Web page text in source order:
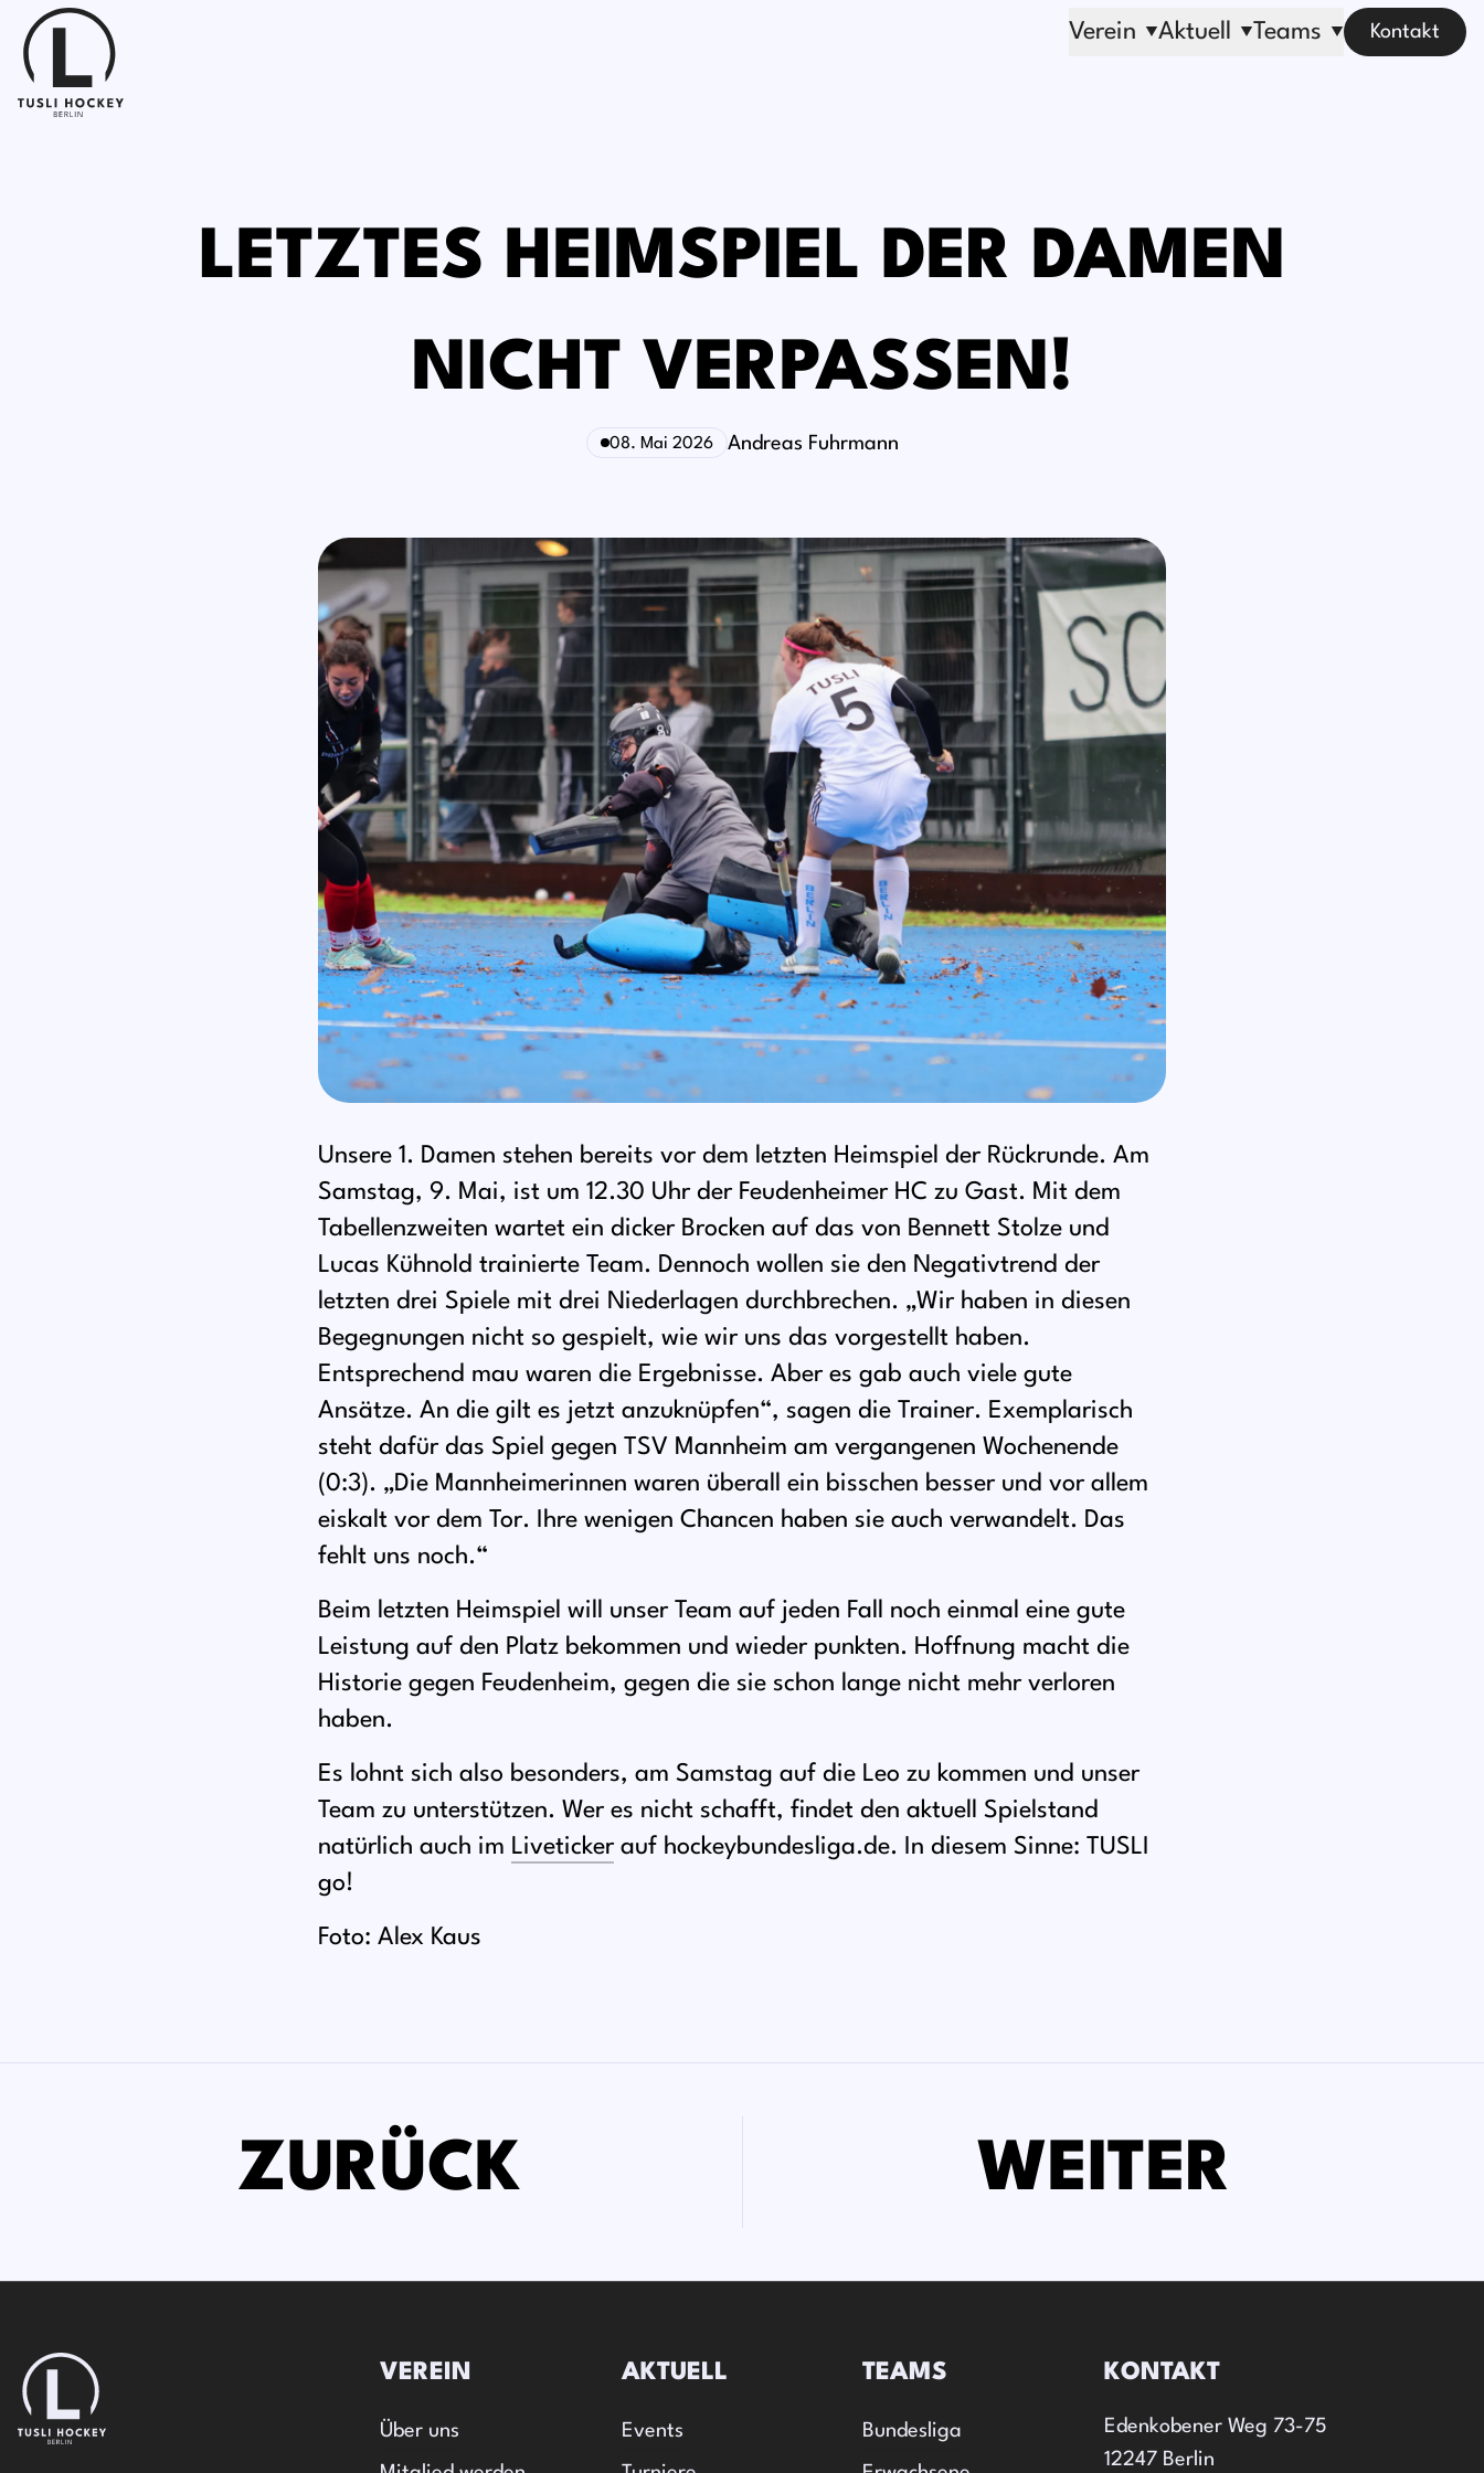
Verein Aktuell Teams Kontakt
LETZTES HEIMSPIEL DER DAMEN
NICHT VERPASSEN!
08. Mai 2026 Andreas Fuhrmann
Unsere 1. Damen stehen bereits vor dem letzten Heimspiel der Rückrunde. Am
Samstag, 9. Mai, ist um 12.30 Uhr der Feudenheimer HC zu Gast. Mit dem
Tabellenzweiten wartet ein dicker Brocken auf das von Bennett Stolze und
Lucas Kühnold trainierte Team. Dennoch wollen sie den Negativtrend der
letzten drei Spiele mit drei Niederlagen durchbrechen. „Wir haben in diesen
Begegnungen nicht so gespielt, wie wir uns das vorgestellt haben.
Entsprechend mau waren die Ergebnisse. Aber es gab auch viele gute
Ansätze. An die gilt es jetzt anzuknüpfen“, sagen die Trainer. Exemplarisch
steht dafür das Spiel gegen TSV Mannheim am vergangenen Wochenende
(0:3). „Die Mannheimerinnen waren überall ein bisschen besser und vor allem
eiskalt vor dem Tor. Ihre wenigen Chancen haben sie auch verwandelt. Das
fehlt uns noch.“
Beim letzten Heimspiel will unser Team auf jeden Fall noch einmal eine gute
Leistung auf den Platz bekommen und wieder punkten. Hoffnung macht die
Historie gegen Feudenheim, gegen die sie schon lange nicht mehr verloren
haben.
Es lohnt sich also besonders, am Samstag auf die Leo zu kommen und unser
Team zu unterstützen. Wer es nicht schafft, findet den aktuell Spielstand
natürlich auch im Livetickerauf hockeybundesliga.de. In diesem Sinne: TUSLI
go!
Foto: Alex Kaus
ZURÜCK WEITER
VEREIN
Über uns
AKTUELL
Events
TEAMS
Bundesliga
KONTAKT
Edenkobener Weg 73-75
12247 Berlin